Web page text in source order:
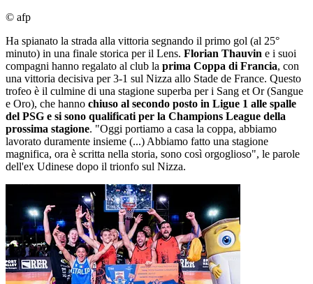
© afp
Ha spianato la strada alla vittoria segnando il primo gol (al 25°
minuto) in una finale storica per il Lens. Florian Thauvin e i suoi
compagni hanno regalato al club la prima Coppa di Francia, con
una vittoria decisiva per 3-1 sul Nizza allo Stade de France. Questo
trofeo è il culmine di una stagione superba per i Sang et Or (Sangue
e Oro), che hanno chiuso al secondo posto in Ligue 1 alle spalle
del PSG e si sono qualificati per la Champions League della
prossima stagione. "Oggi portiamo a casa la coppa, abbiamo
lavorato duramente insieme (...) Abbiamo fatto una stagione
magnifica, ora è scritta nella storia, sono così orgoglioso", le parole
dell'ex Udinese dopo il trionfo sul Nizza.